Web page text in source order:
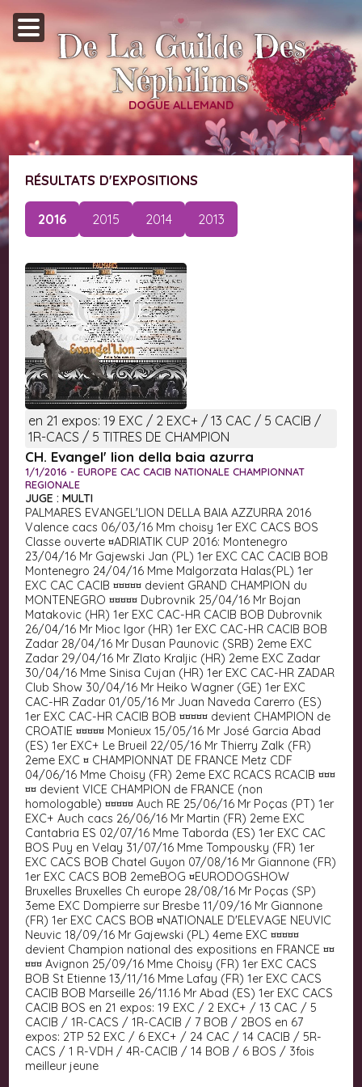
De La Guilde Des
Néphilims
DOGUE ALLEMAND
RÉSULTATS D'EXPOSITIONS
2016 2015 2014 2013
en 21 expos: 19 EXC / 2 EXC+ / 13 CAC / 5 CACIB /
1R-CACS / 5 TITRES DE CHAMPION
CH. Evangel' lion della baia azurra
1/1/2016 - EUROPE CAC CACIB NATIONALE CHAMPIONNAT
REGIONALE
JUGE : MULTI
PALMARES EVANGEL'LION DELLA BAIA AZZURRA 2016
Valence cacs 06/03/16 Mm choisy 1er EXC CACS BOS
Classe ouverte ¤ADRIATIK CUP 2016: Montenegro
23/04/16 Mr Gajewski Jan (PL) 1er EXC CAC CACIB BOB
Montenegro 24/04/16 Mme Malgorzata Halas(PL) 1er
EXC CAC CACIB ¤¤¤¤¤ devient GRAND CHAMPION du
MONTENEGRO ¤¤¤¤¤ Dubrovnik 25/04/16 Mr Bojan
Matakovic (HR) 1er EXC CAC-HR CACIB BOB Dubrovnik
26/04/16 Mr Mioc Igor (HR) 1er EXC CAC-HR CACIB BOB
Zadar 28/04/16 Mr Dusan Paunovic (SRB) 2eme EXC
Zadar 29/04/16 Mr Zlato Kraljic (HR) 2eme EXC Zadar
30/04/16 Mme Sinisa Cujan (HR) 1er EXC CAC-HR ZADAR
Club Show 30/04/16 Mr Heiko Wagner (GE) 1er EXC
CAC-HR Zadar 01/05/16 Mr Juan Naveda Carerro (ES)
1er EXC CAC-HR CACIB BOB ¤¤¤¤¤ devient CHAMPION de
CROATIE ¤¤¤¤¤ Monieux 15/05/16 Mr José Garcia Abad
(ES) 1er EXC+ Le Brueil 22/05/16 Mr Thierry Zalk (FR)
2eme EXC ¤ CHAMPIONNAT DE FRANCE Metz CDF
04/06/16 Mme Choisy (FR) 2eme EXC RCACS RCACIB ¤¤¤
¤¤ devient VICE CHAMPION de FRANCE (non
homologable) ¤¤¤¤¤ Auch RE 25/06/16 Mr Poças (PT) 1er
EXC+ Auch cacs 26/06/16 Mr Martin (FR) 2eme EXC
Cantabria ES 02/07/16 Mme Taborda (ES) 1er EXC CAC
BOS Puy en Velay 31/07/16 Mme Tompousky (FR) 1er
EXC CACS BOB Chatel Guyon 07/08/16 Mr Giannone (FR)
1er EXC CACS BOB 2emeBOG ¤EURODOGSHOW
Bruxelles Bruxelles Ch europe 28/08/16 Mr Poças (SP)
3eme EXC Dompierre sur Bresbe 11/09/16 Mr Giannone
(FR) 1er EXC CACS BOB ¤NATIONALE D'ELEVAGE NEUVIC
Neuvic 18/09/16 Mr Gajewski (PL) 4eme EXC ¤¤¤¤¤
devient Champion national des expositions en FRANCE ¤¤
¤¤¤ Avignon 25/09/16 Mme Choisy (FR) 1er EXC CACS
BOB St Etienne 13/11/16 Mme Lafay (FR) 1er EXC CACS
CACIB BOB Marseille 26/11.16 Mr Abad (ES) 1er EXC CACS
CACIB BOS en 21 expos: 19 EXC / 2 EXC+ / 13 CAC / 5
CACIB / 1R-CACS / 1R-CACIB / 7 BOB / 2BOS en 67
expos: 2TP 52 EXC / 6 EXC+ / 24 CAC / 14 CACIB / 5R-
CACS / 1 R-VDH / 4R-CACIB / 14 BOB / 6 BOS / 3fois
meilleur jeune